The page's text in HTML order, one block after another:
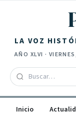
LA VOZ
AÑO XLVI ·
Inicio